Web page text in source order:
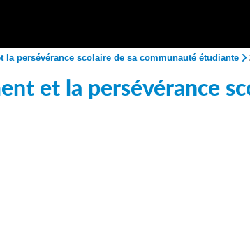
la persévérance scolaire de sa communauté étudiante
et la persévérance